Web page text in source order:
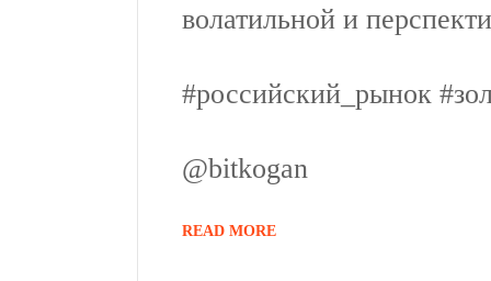
волатильной и
#российский_рынок
@bitkogan
READ MORE